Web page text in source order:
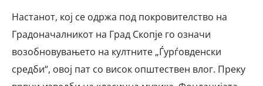
Настанот, кој се одржа под покровителство на
Градоначалникот на Град Скопје го означи
возобновувањето на култните „Ѓурѓовденски
средби“, овој пат со висок општествен влог. Преку